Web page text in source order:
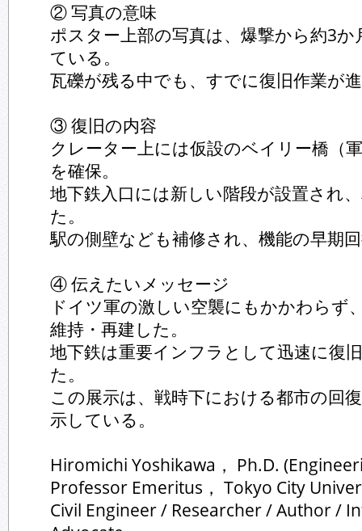
② 写真の意味
ポスター上部の写真は、爆撃から約3
ている。
瓦礫が残る中でも、すでに復旧作業が
③ 復旧の内容
クレーター上には仮設のベイリー橋（
を確保。
地下鉄入口には新しい階段が設置され
た。
駅の側壁なども補修され、機能の早期
④ 伝えたいメッセージ
ドイツ軍の激しい空襲にもかかわらず
維持・再建した。
地下鉄は重要インフラとして迅速に復
た。
この展示は、戦時下における都市の回
示している。
Hiromichi Yoshikawa， Ph.D.
Professor Emeritus， Tokyo City
Civil Engineer / Researcher / Author /